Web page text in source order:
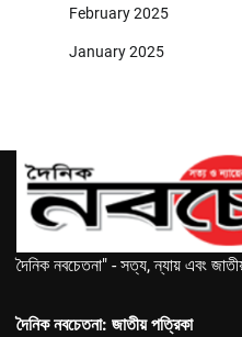
February 2025
January 2025
দৈনিক নবচেতনা" - সত্য, ন্যায় এবং
দৈনিক নবচেতনা: জাতীয় পত্রিকা